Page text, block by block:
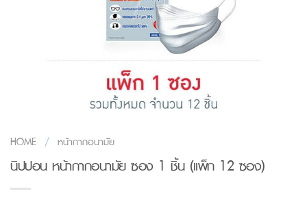
HOME / หน้ากากอนามัย
นิปปอน หน้ากากอนามัย ซอง 1 ชิ้น (แพ็ก 12 ซอง)